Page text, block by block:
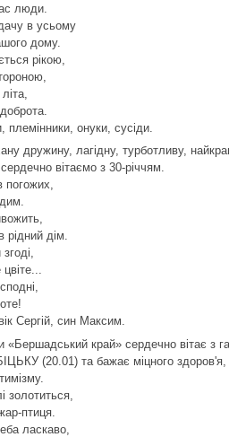
люди.
в усьому
дому.
рікою,
онуки, сусіди.
дружину, лагідну, турботливу,
сердечно вітаємо з 30-річчям.
погожих,
рідний дім.
Сергій, син Максим.
«Бершадський край» сердечно вітає з
(20.01) та бажає міцного
золотиться,
птиця.
ласкаво,